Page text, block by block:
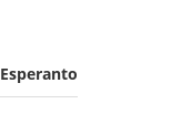
Esperanto